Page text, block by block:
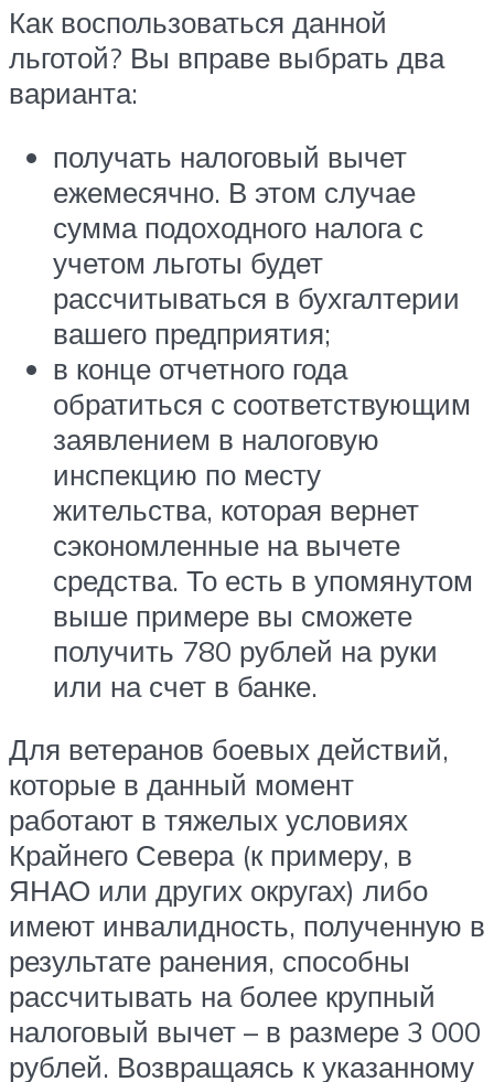
Как воспользоваться данной
льготой? Вы вправе выбрать два
варианта:
получать налоговый вычет
ежемесячно. В этом случае
сумма подоходного налога с
учетом льготы будет
рассчитываться в бухгалтерии
вашего предприятия;
в конце отчетного года
обратиться с соответствующим
заявлением в налоговую
инспекцию по месту
жительства, которая вернет
сэкономленные на вычете
средства. То есть в упомянутом
выше примере вы сможете
получить 780 рублей на руки
или на счет в банке.
Для ветеранов боевых действий,
которые в данный момент
работают в тяжелых условиях
Крайнего Севера (к примеру, в
ЯНАО или других округах) либо
имеют инвалидность, полученную в
результате ранения, способны
рассчитывать на более крупный
налоговый вычет – в размере 3 000
рублей. Возвращаясь к указанному